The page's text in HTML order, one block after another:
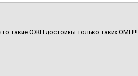
такие ОЖП достойны только таких ОМП!!!